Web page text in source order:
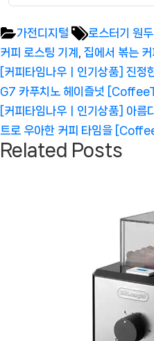
가전디지털 Tags:
로스터기 원
커피 로스팅 기계
집에서 볶는 커
글
탐
색
Previous
Post:
[커피타임나우ㅣ인기상품] 진정
G7 카푸치노 헤이즐넛
Next
Post:
[커피타임나우ㅣ인기상품] 아름
트로 우아한 커피 타임을
Related Posts